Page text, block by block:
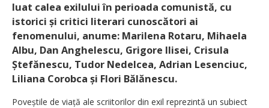
luat calea exilului în perioada comunistă, cu
istorici și critici literari cunoscători ai
fenomenului, anume: Marilena Rotaru, Mihaela
Albu, Dan Anghelescu, Grigore Ilisei, Crisula
Ștefănescu, Tudor Nedelcea, Adrian Lesenciuc,
Liliana Corobca și Flori Bălănescu.
Poveștile de viață ale scriitorilor din exil reprezintă un subiect